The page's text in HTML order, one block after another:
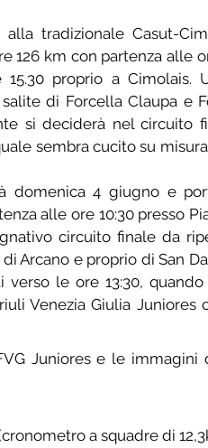
tradizionale Casut-
126 km con partenza alle
proprio a Cimolais.
di Forcella Claupa e
si deciderà nel circuito
sembra cucito su
domenica 4 giugno e
alle ore 10:30 presso
circuito finale da
Arcano e proprio di San
le ore 13:30,
Venezia Giulia Juniores
Juniores e le
a squadre di